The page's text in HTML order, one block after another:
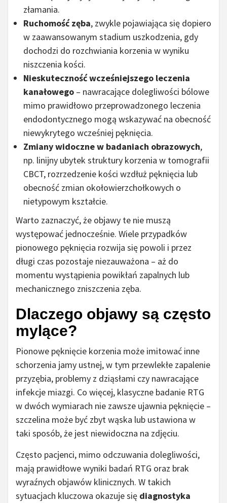
złamania.
Ruchomość zęba, zwykle pojawiająca się dopiero
w zaawansowanym stadium uszkodzenia, gdy
dochodzi do rozchwiania korzenia w wyniku
niszczenia kości.
Nieskuteczność wcześniejszego leczenia
kanałowego – nawracające dolegliwości bólowe
mimo prawidłowo przeprowadzonego leczenia
endodontycznego mogą wskazywać na obecność
niewykrytego wcześniej pęknięcia.
Zmiany widoczne w badaniach obrazowych,
np. linijny ubytek struktury korzenia w tomografii
CBCT, rozrzedzenie kości wzdłuż pęknięcia lub
obecność zmian okołowierzchołkowych o
nietypowym kształcie.
Warto zaznaczyć, że objawy te nie muszą
występować jednocześnie. Wiele przypadków
pionowego pęknięcia rozwija się powoli i przez
długi czas pozostaje niezauważona – aż do
momentu wystąpienia powikłań zapalnych lub
mechanicznego zniszczenia zęba.
Dlaczego objawy są często
mylące?
Pionowe pęknięcie korzenia może imitować inne
schorzenia jamy ustnej, w tym przewlekłe zapalenie
przyzębia, problemy z dziąsłami czy nawracające
infekcje miazgi. Co więcej, klasyczne badanie RTG
w dwóch wymiarach nie zawsze ujawnia pęknięcie –
szczelina może być zbyt wąska lub ustawiona w
taki sposób, że jest niewidoczna na zdjęciu.
Często pacjenci, mimo odczuwania dolegliwości,
mają prawidłowe wyniki badań RTG oraz brak
wyraźnych objawów klinicznych. W takich
sytuacjach kluczowa okazuje się diagnostyka